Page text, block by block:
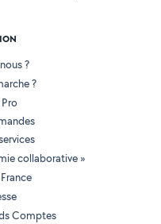
?
?
collaborative »
Comptes